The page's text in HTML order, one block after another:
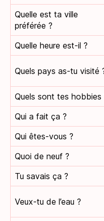
Quelle est ta ville
préférée ?
Quelle heure est-il ?
Quels pays as-tu visité
Quels sont tes hobbies
Qui a fait ça ?
Qui êtes-vous ?
Quoi de neuf ?
Tu savais ça ?
Veux-tu de l’eau ?